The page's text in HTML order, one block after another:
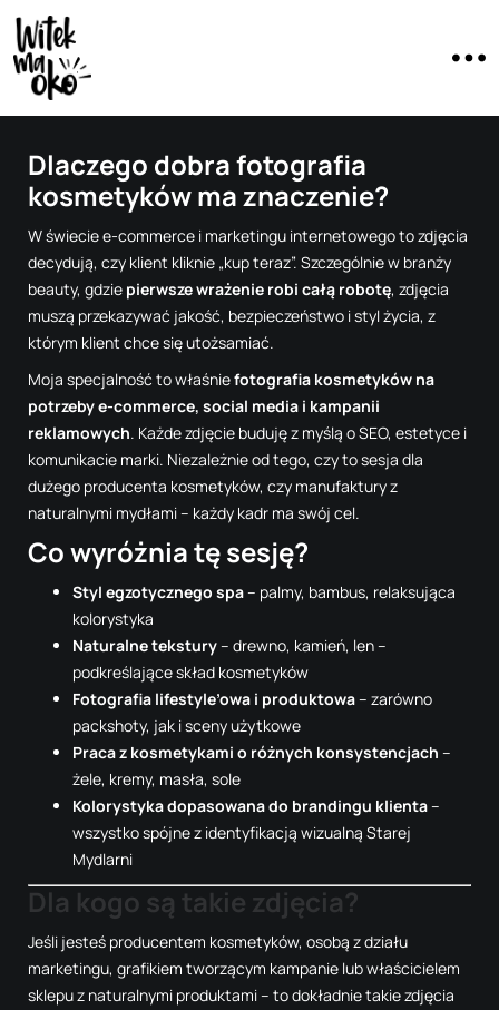
Dlaczego dobra fotografia
kosmetyków ma znaczenie?
W świecie e-commerce i marketingu internetowego to zdjęcia
decydują, czy klient kliknie „kup teraz”. Szczególnie w branży
beauty, gdzie pierwsze wrażenie robi całą robotę, zdjęcia
muszą przekazywać jakość, bezpieczeństwo i styl życia, z
którym klient chce się utożsamiać.
Moja specjalność to właśniefotografia kosmetyków na
potrzeby e-commerce, social media i kampanii
reklamowych. Każde zdjęcie buduję z myślą o SEO, estetyce i
komunikacie marki. Niezależnie od tego, czy to sesja dla
dużego producenta kosmetyków, czy manufaktury z
naturalnymi mydłami – każdy kadr ma swój cel.
Co wyróżnia tę sesję?
Styl egzotycznego spa– palmy, bambus, relaksująca
kolorystyka
Naturalne tekstury– drewno, kamień, len –
podkreślające skład kosmetyków
Fotografia lifestyle’owa i produktowa– zarówno
packshoty, jak i sceny użytkowe
Praca z kosmetykami o różnych konsystencjach –
żele, kremy, masła, sole
Kolorystyka dopasowana do brandingu klienta–
wszystko spójne z identyfikacją wizualną Starej
Mydlarni
Dla kogo są takie zdjęcia?
Jeśli jesteś producentem kosmetyków, osobą z działu
marketingu, grafikiem tworzącym kampanie lub właścicielem
sklepu z naturalnymi produktami – to dokładnie takie zdjęcia